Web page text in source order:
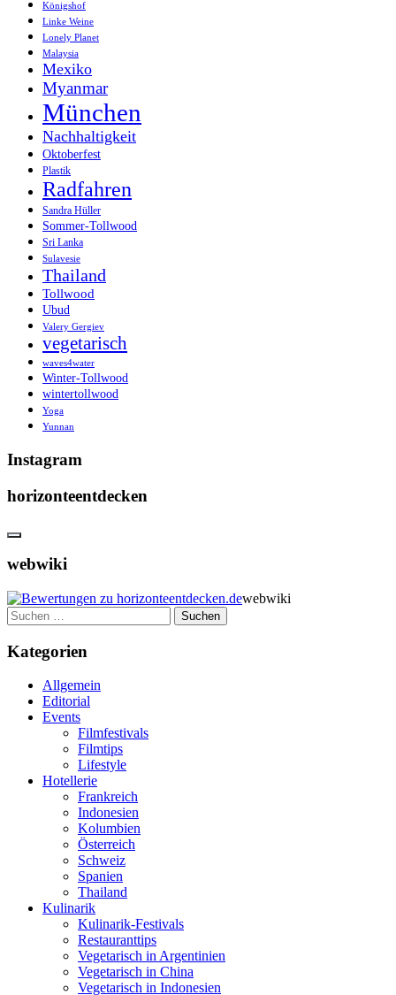
Königshof
Linke Weine
Lonely Planet
Malaysia
Mexiko
Myanmar
München
Nachhaltigkeit
Oktoberfest
Plastik
Radfahren
Sandra Hüller
Sommer-Tollwood
Sri Lanka
Sulavesie
Thailand
Tollwood
Ubud
Valery Gergiev
vegetarisch
waves4water
Winter-Tollwood
wintertollwood
Yoga
Yunnan
Instagram
horizonteentdecken
webwiki
webwiki
Suchen
nach:
Kategorien
Allgemein
Editorial
Events
Filmfestivals
Filmtips
Lifestyle
Hotellerie
Frankreich
Indonesien
Kolumbien
Österreich
Schweiz
Spanien
Thailand
Kulinarik
Kulinarik-Festivals
Restauranttips
Vegetarisch in Argentinien
Vegetarisch in China
Vegetarisch in Indonesien